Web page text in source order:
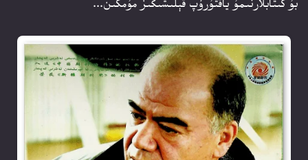
بۇ كىتابلارنىمۇ ياقتۇرۇپ قېلىشىڭىز مۇمكىن...